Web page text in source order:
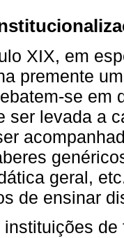
XIX, em
premente
se em
ser levada a
geral,
de ensinar